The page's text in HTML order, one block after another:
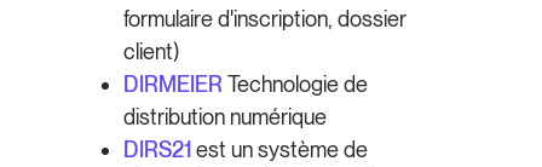
formulaire d'inscription, dossier
client)
DIRMEIER Technologie de
distribution numérique
DIRS21est un système de